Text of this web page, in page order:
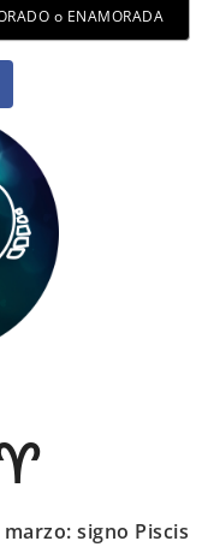
o ENAMORADA
signo Piscis